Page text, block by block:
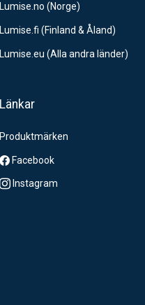
Lumise.no (Norge)
Lumise.fi (Finland & Åland)
Lumise.eu (Alla andra länder)
Länkar
Produktmärken
Facebook
Instagram